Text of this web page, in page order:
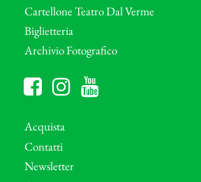
Cartellone Teatro Dal Verme
Biglietteria
Archivio Fotografico
Acquista
Contatti
Newsletter